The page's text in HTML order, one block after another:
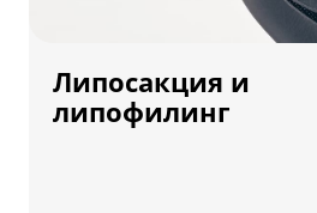
Липосакция и
липофилинг